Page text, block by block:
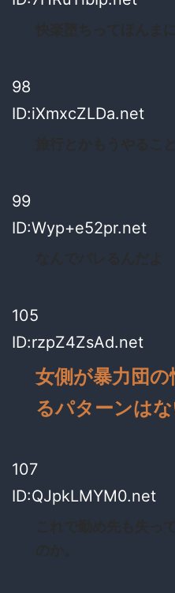
98
ID:iXmxcZLDa.net
99
ID:Wyp+e52pr.net
105
ID:rzpZ4ZsAd.net
女側が暴力団の
るパターンは
107
ID:QJpkLMYM0.net